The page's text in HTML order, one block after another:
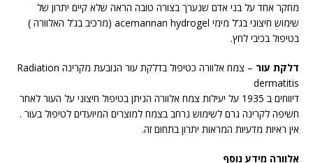
מחקר אחד על בני אדם שנערך בצורה טובה הראה שלא קיים יתרון של
שימוש חיצוני בג’ל מימי acemannan hydrogel (מרכיב בג’ל האלוורה )
בטיפול בכיבי לחץ.
דלקת עור
– צמח אלוורה כטיפול בדלקת עור הנובעת מקרינה Radiation
dermatitis
דיווחים ב 1935 על יעילות צמח אלוורה הניתן בטיפול חיצוני על העור לאחר
חשיפה לקרינה גרם לשימוש נרחב בצמח למוצרים המיועדים לטיפול בעור .
אין ראיות מדעיות המראות יתרון בתחום זה.
אלוורה מידע נוסף